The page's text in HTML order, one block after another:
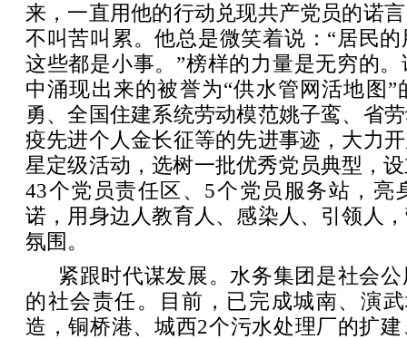
来，一直用他的行动兑现共产党员的诺
不叫苦叫累。他总是微笑着说：“居民
这些都是小事。”榜样的力量是无穷的
中涌现出来的被誉为“供水管网活地图
勇、全国住建系统劳动模范姚子鸾、省
疫先进个人金长征等的先进事迹，大力
星定级活动，选树一批优秀党员典型，
43个党员责任区、5个党员服务站，亮
诺，用身边人教育人、感染人、引领人
氛围。
紧跟时代谋发展。水务集团是社会
的社会责任。目前，已完成城南、演
造，铜桥港、城西2个污水处理厂的扩